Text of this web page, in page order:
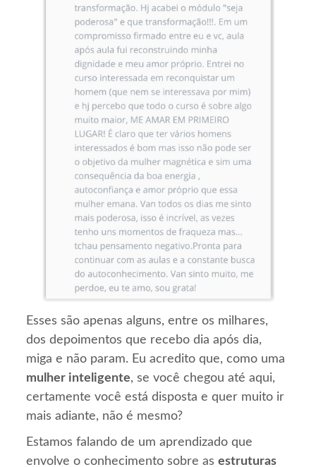
Esses são apenas alguns, entre os milhares,
dos depoimentos que recebo dia após dia,
miga e não param. Eu acredito que, como uma
mulher inteligente, se você chegou até aqui,
certamente você está disposta e quer muito ir
mais adiante, não é mesmo?
Estamos falando de um aprendizado que
envolve o conhecimento sobre asestruturas